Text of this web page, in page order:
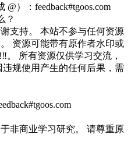
）：feedback#tgoos.com
？
支持。 本站不参与任何资源
资源可能带有原作者水印或
。 所有资源仅供学习交流，
规使用产生的任何后果，需
非商业学习研究。 请尊重原